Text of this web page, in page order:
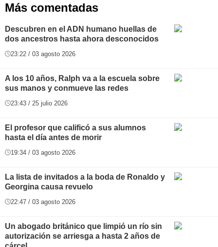
Más comentadas
Descubren en el ADN humano huellas de
dos ancestros hasta ahora desconocidos
23:22 / 03 agosto 2026
A los 10 años, Ralph va a la escuela sobre
sus manos y conmueve las redes
23:43 / 25 julio 2026
El profesor que calificó a sus alumnos
hasta el día antes de morir
19:34 / 03 agosto 2026
La lista de invitados a la boda de Ronaldo y
Georgina causa revuelo
22:47 / 03 agosto 2026
Un abogado británico que limpió un río sin
autorización se arriesga a hasta 2 años de